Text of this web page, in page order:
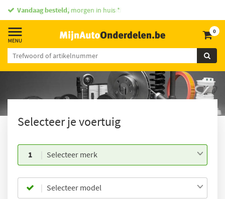
Vandaag besteld, morgen in huis *
0
Selecteer je voertuig
1 Selecteer merk
Selecteer model